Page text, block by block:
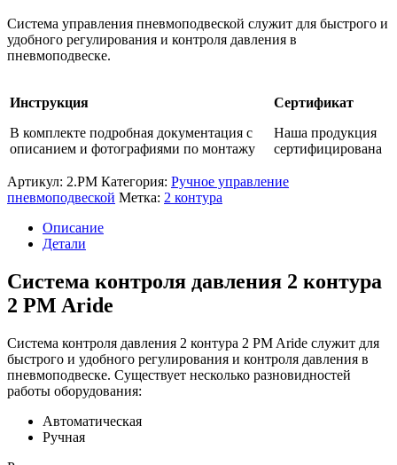
2
PM
Aride
Система управления пневмоподвеской служит для быстрого и
удобного регулирования и контроля давления в
пневмоподвеске.
Инструкция
В комплекте подробная документация с
описанием и фотографиями по монтажу
Сертификат
Наша продукция
сертифицирована
Артикул: 2.PM Категория: Ручное управление
пневмоподвеской Метка: 2 контура
Описание
Детали
Система контроля давления 2 контура
2 PM Aride
Система контроля давления 2 контура 2 PM Aride служит для
быстрого и удобного регулирования и контроля давления в
пневмоподвеске. Существует несколько разновидностей
работы оборудования:
Автоматическая
Ручная